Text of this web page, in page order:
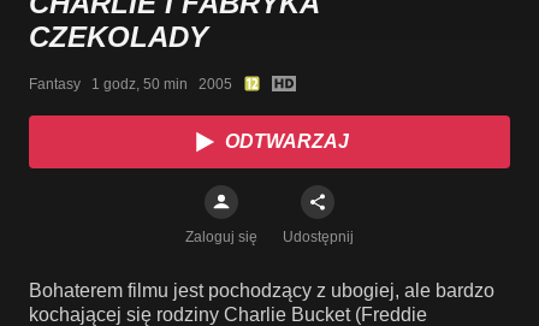
CZEKOLADY
Fantasy   1 godz, 50 min   2005
ODTWARZAJ
Zaloguj się Udostępnij
Bohaterem filmu jest pochodzący z ubogiej, ale bardzo
kochającej się rodziny Charlie Bucket (Freddie